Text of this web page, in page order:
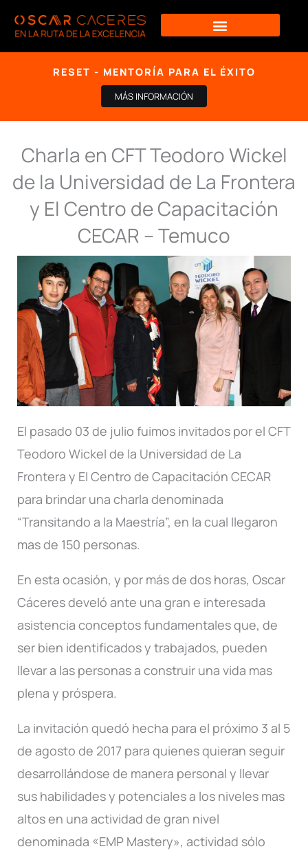
contenido
RESET - MENTORÍA PARA EL ÉXITO
MÁS INFORMACIÓN
Charla en CFT Teodoro Wickel
de la Universidad de La Frontera
y El Centro de Capacitación
CECAR – Temuco
El pasado 03 de julio fuimos invitados por el CFT
Teodoro Wickel de la Universidad de La
Frontera y El Centro de Capacitación CECAR
para brindar una charla denominada
“Transitando a la Maestría”, en la cual llegaron
mas de 150 personas.
En esta ocasión, y por más de dos horas, Oscar
Cáceres develó ante una gran e interesada
asistencia conceptos fundamentales que, de
ser bien identificados y trabajados, pueden
llevar a las personas a construir una vida mas
plena y próspera.
La invitación quedó hecha para el próximo 3 al 5
de agosto de 2017 para quienes quieran seguir
desarrollándose de manera personal y llevar
sus habilidades y potenciales a los niveles mas
altos en una actividad de gran nivel
denominada «EMP Mastery», actividad sólo